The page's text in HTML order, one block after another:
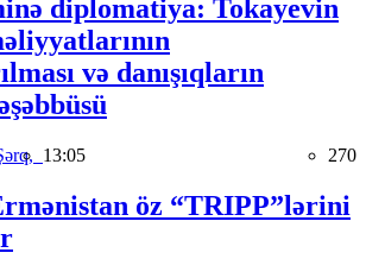
diplomatiya: Tokayevin
və danışıqların
13:05 270
öz “TRIPP”lərini